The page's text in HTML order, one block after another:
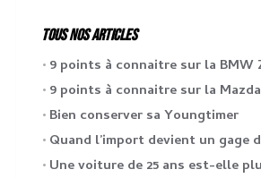
TOUS NOS ARTICLES
9 points à connaitre sur la BMW
9 points à connaitre sur la
Bien conserver sa Youngtimer
Quand l’import devient un gage
Une voiture de 25 ans est-elle